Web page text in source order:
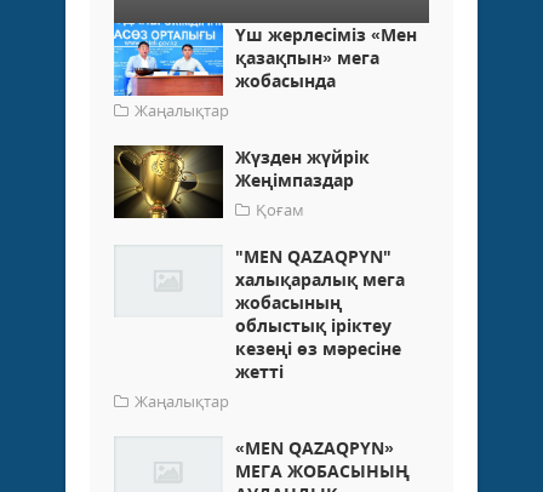
Үш жерлесіміз «Мен
қазақпын» мега
жобасында
Жаңалықтар
Жүзден жүйрік
Жеңімпаздар
Қоғам
"MEN QAZAQPYN"
халықаралық мега
жобасының
облыстық іріктеу
кезеңі өз мәресіне
жетті
Жаңалықтар
«MEN QAZAQPYN»
МЕГА ЖОБАСЫНЫҢ